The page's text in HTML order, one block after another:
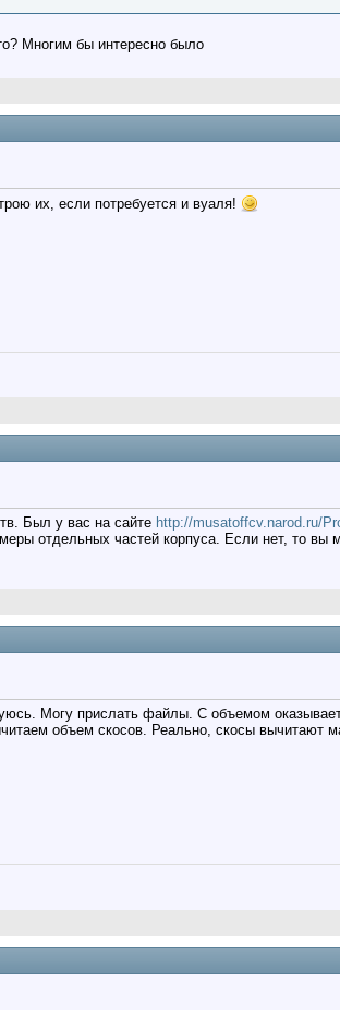
Многим бы интересно было
их, если потребуется и вуаля!
Был у вас на сайте http://musatoffcv.narod.ru/
отдельных частей корпуса. Если нет, то вы
Могу прислать файлы. С объемом
объем скосов. Реально, скосы вычитают